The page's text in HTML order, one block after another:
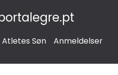
Atletes Søn Anmeldelser